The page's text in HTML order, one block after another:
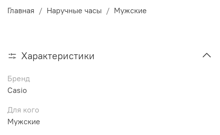
Главная Наручные часы Мужские
Характеристики
Бренд
Casio
Для кого
Мужские